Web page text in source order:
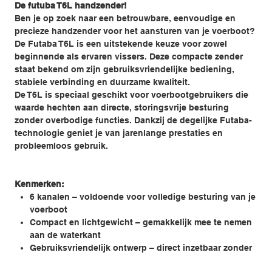
De futuba T6L handzender!
Ben je op zoek naar een betrouwbare, eenvoudige en
precieze handzender voor het aansturen van je voerboot?
De Futaba T6L is een uitstekende keuze voor zowel
beginnende als ervaren vissers. Deze compacte zender
staat bekend om zijn gebruiksvriendelijke bediening,
stabiele verbinding en duurzame kwaliteit.
De T6L is speciaal geschikt voor voerbootgebruikers die
waarde hechten aan directe, storingsvrije besturing
zonder overbodige functies. Dankzij de degelijke Futaba-
technologie geniet je van jarenlange prestaties en
probleemloos gebruik.
Kenmerken:
6 kanalen – voldoende voor volledige besturing van je
voerboot
Compact en lichtgewicht – gemakkelijk mee te nemen
aan de waterkant
Gebruiksvriendelijk ontwerp – direct inzetbaar zonder